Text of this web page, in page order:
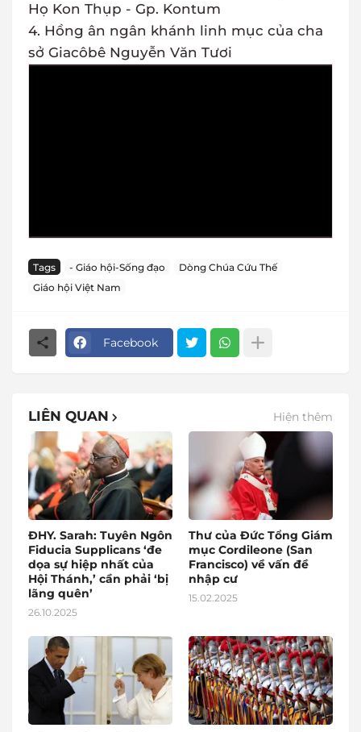
Họ Kon Thụp - Gp. Kontum
4. Hồng ân ngân khánh linh mục của cha
sở Giacôbê Nguyễn Văn Tươi
Tags - Giáo hội-Sống đạo
Dòng Chúa Cứu Thế
Giáo hội Việt Nam
Facebook
LIÊN QUAN Hiện thêm
ĐHY. Sarah: Tuyên Ngôn
Fiducia Supplicans ‘đe
dọa sự hiệp nhất của
Hội Thánh,’ cần phải ‘bị
lãng quên’
26.10.2025
Thư của Đức Tổng Giám
mục Cordileone (San
Francisco) về vấn đề
nhập cư
15.02.2025